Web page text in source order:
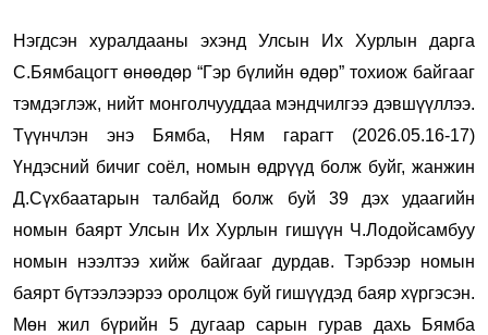
Нэгдсэн хуралдааны эхэнд Улсын Их Хурлын дарга
С.Бямбацогт өнөөдөр “Гэр бүлийн өдөр” тохиож байгааг
тэмдэглэж, нийт монголчууддаа мэндчилгээ дэвшүүллээ.
Түүнчлэн энэ Бямба, Ням гарагт (2026.05.16-17)
Үндэсний бичиг соёл, номын өдрүүд болж буйг, жанжин
Д.Сүхбаатарын талбайд болж буй 39 дэх удаагийн
номын баярт Улсын Их Хурлын гишүүн Ч.Лодойсамбуу
номын нээлтээ хийж байгааг дурдав. Тэрбээр номын
баярт бүтээлээрээ оролцож буй гишүүдэд баяр хүргэсэн.
Мөн жил бүрийн 5 дугаар сарын гурав дахь Бямба